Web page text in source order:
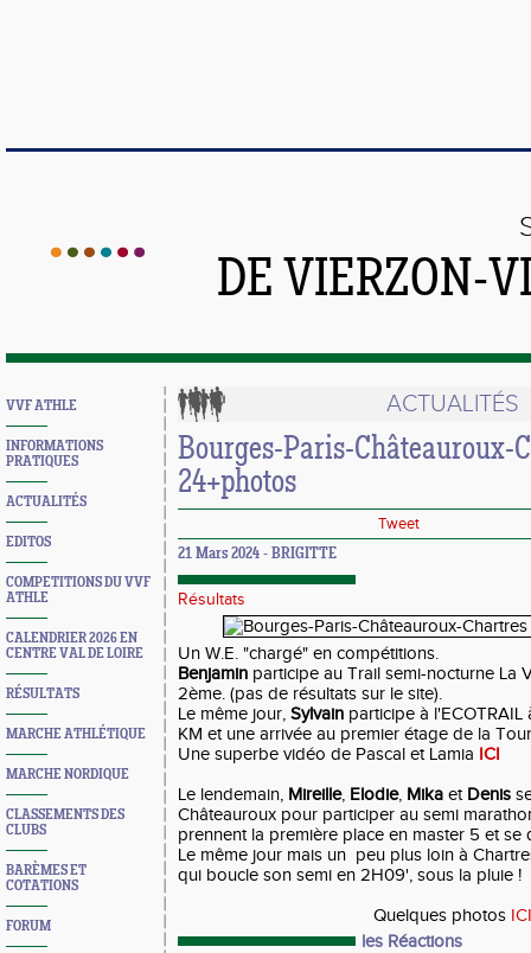
DE VIERZON-
VVF ATHLE
INFORMATIONS
PRATIQUES
ACTUALITÉS
EDITOS
COMPETITIONS DU VVF
ATHLE
CALENDRIER 2026 EN
CENTRE VAL DE LOIRE
RÉSULTATS
MARCHE ATHLÉTIQUE
MARCHE NORDIQUE
CLASSEMENTS DES
CLUBS
BARÈMES ET
COTATIONS
FORUM
ACTUALITÉS
Bourges-Paris-Châteauroux-
24+photos
Tweet
21 Mars 2024 - BRIGITTE
Résultats
Un W.E. "chargé" en compétitions.
Benjamin participe au Trail semi-nocturne La
2ème. (pas de résultats sur le site).
Le même jour, Sylvain participe à
KM et une arrivée au premier étage de la
Une superbe vidéo de Pascal et Lamia ICI
Le lendemain, Mireille, Elodie, Mika et Denis
Châteauroux pour participer au semi
prennent la première place en master 5 et se
Le même jour mais un peu plus loin à
qui boucle son semi en 2H09', sous la pluie !
Quelques photos
les Réactions